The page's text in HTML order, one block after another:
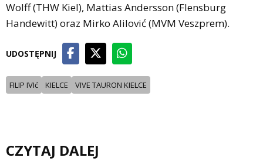
Wolff (THW Kiel), Mattias Andersson (Flensburg
Handewitt) oraz Mirko Alilović (MVM Veszprem).
UDOSTĘPNIJ
FILIP IVIć KIELCE VIVE TAURON KIELCE
CZYTAJ DALEJ